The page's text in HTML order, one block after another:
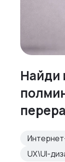
Найди
UX\UI-